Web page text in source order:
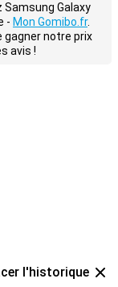
Galaxy
- Mon Gomibo.fr.
gagner notre prix
avis !
l'historique